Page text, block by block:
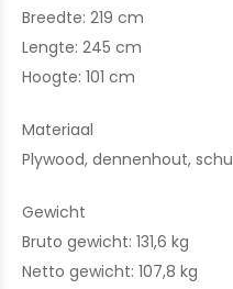
Breedte: 219 cm
Lengte: 245 cm
Hoogte: 101 cm
Materiaal
Plywood, dennenhout,
Gewicht
Bruto gewicht: 131,6 kg
Netto gewicht: 107,8 kg